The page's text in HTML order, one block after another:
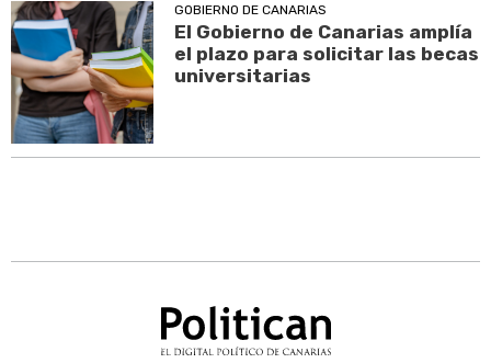
GOBIERNO DE CANARIAS
El Gobierno de Canarias amplía
el plazo para solicitar las becas
universitarias